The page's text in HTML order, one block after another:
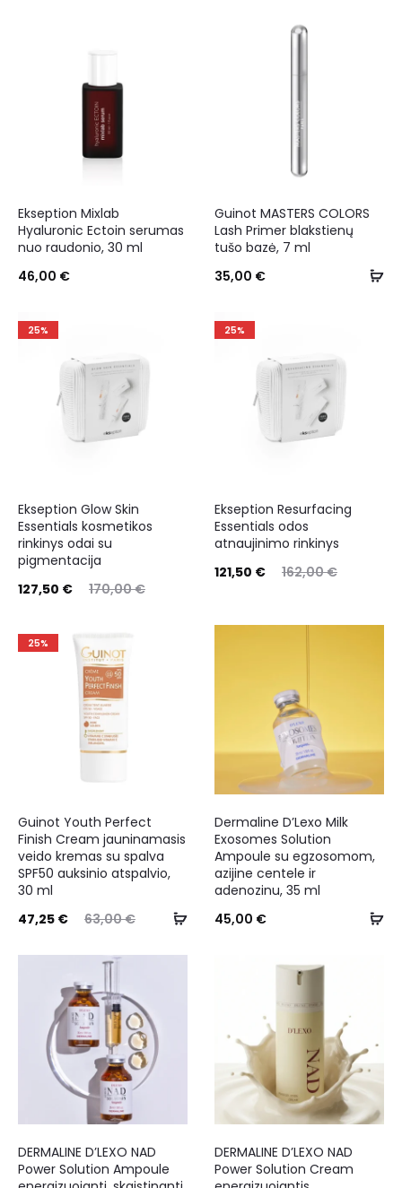
Ekseption Mixlab
Hyaluronic Ectoin serumas
nuo raudonio, 30 ml
46,00 €
Guinot MASTERS COLORS
Lash Primer blakstienų
tušo bazė, 7 ml
35,00 €
25%
Ekseption Glow Skin
Essentials kosmetikos
rinkinys odai su
pigmentacija
170,00€
127,50 €
25%
Ekseption Resurfacing
Essentials odos
atnaujinimo rinkinys
162,00€
121,50 €
25%
Guinot Youth Perfect
Finish Cream jauninamasis
veido kremas su spalva
SPF50 auksinio atspalvio,
30 ml
63,00€
47,25 €
Dermaline D’Lexo Milk
Exosomes Solution
Ampoule su egzosomom,
azijine centele ir
adenozinu, 35 ml
45,00 €
DERMALINE D’LEXO NAD
Power Solution Ampoule
DERMALINE D’LEXO NAD
Power Solution Cream